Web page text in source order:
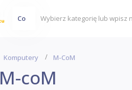
Co
Komputery M-CoM
M-coM